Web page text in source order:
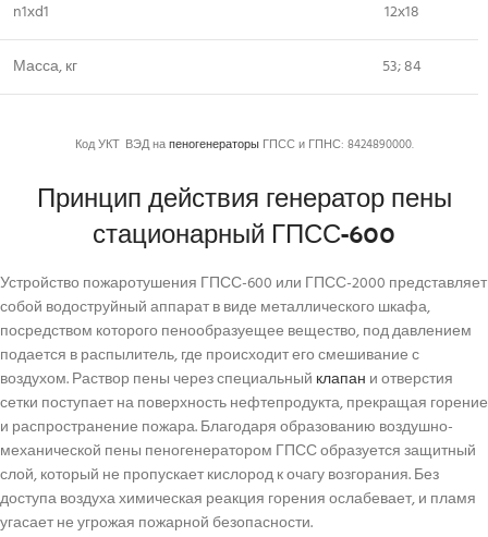
n1хd1 12х18
Масса, кг 53; 84
Код УКТ ВЭД напеногенераторыГПСС и ГПНС: 8424890000.
Принцип действия генератор пены
стационарный ГПСС-600
Устройство пожаротушения ГПСС-600 или ГПСС-2000 представляет
собой водоструйный аппарат в виде металлического шкафа,
посредством которого пенообразуещее вещество, под давлением
подается в распылитель, где происходит его смешивание с
воздухом. Раствор пены через специальный клапан и отверстия
сетки поступает на поверхность нефтепродукта, прекращая горение
и распространение пожара. Благодаря образованию воздушно-
механической пены пеногенератором ГПСС образуется защитный
слой, который не пропускает кислород к очагу возгорания. Без
доступа воздуха химическая реакция горения ослабевает, и пламя
угасает не угрожая пожарной безопасности.